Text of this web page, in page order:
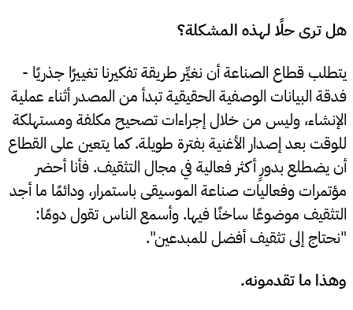
هل ترى حلًا لهذه المشكلة؟
يتطلب قطاع الصناعة أن نغيِّر طريقة تفكيرنا تغييرًا جذريًا -
فدقة البيانات الوصفية الحقيقية تبدأ من المصدر أثناء عملية
الإنشاء، وليس من خلال إجراءات تصحيح مكلفة ومستهلكة
للوقت بعد إصدار الأغنية بفترة طويلة. كما يتعين على القطاع
أن يضطلع بدورٍ أكثر فعالية في مجال التثقيف. فأنا أحضر
مؤتمرات وفعاليات صناعة الموسيقى باستمرار، ودائمًا ما أجد
التثقيف موضوعًا ساخنًا فيها. وأسمع الناس تقول دومًا:
"نحتاج إلى تثقيف أفضل للمبدعين".
وهذا ما تقدمونه.